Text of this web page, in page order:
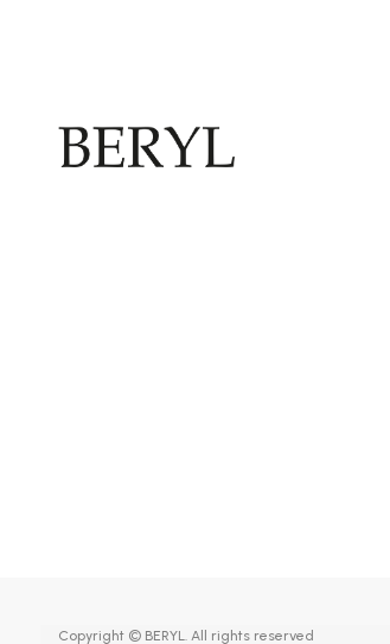
Copyright © BERYL. All rights reserved